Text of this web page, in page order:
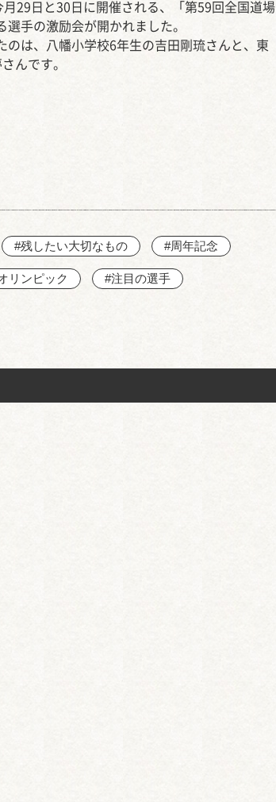
29日と30日に開催される、「第59回全国道場
選手の激励会が開かれました。
のは、八幡小学校6年生の吉田剛琉さんと、東
んです。
#残したい大切なもの #周年記念
リンピック #注目の選手